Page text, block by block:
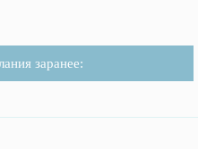
заранее: